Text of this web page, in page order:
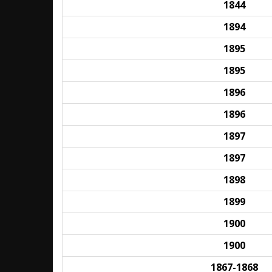
1844
1894
1895
1895
1896
1896
1897
1897
1898
1899
1900
1900
1867-1868